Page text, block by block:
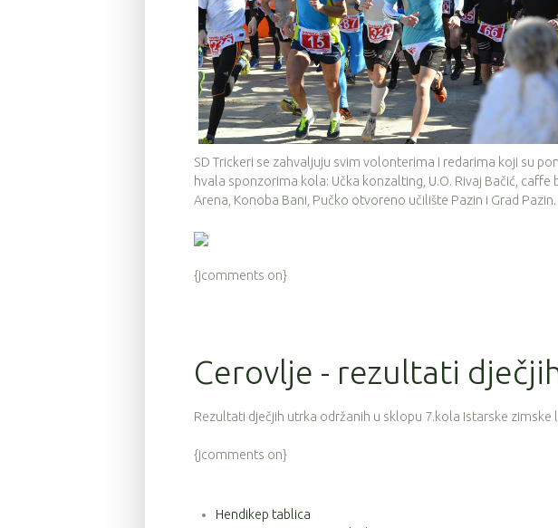
SD Trickeri se zahvaljuju svim volonterima i redarima koji su
hvala sponzorima kola: Učka konzalting, U.O. Rivaj Bačić,
Arena, Konoba Bani, Pučko otvoreno učilište Pazin i Grad Pazin.
{jcomments on}
Cerovlje - rezultati
Rezultati dječjih utrka održanih u sklopu 7.kola Istarske zimske
{jcomments on}
Hendikep tablica